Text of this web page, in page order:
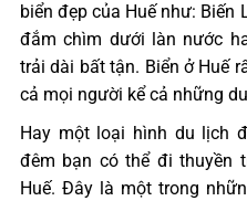
biển đẹp của Huế như: Biến
đắm chìm dưới làn nước
trải dài bất tận. Biển ở Huế
cả mọi người kể cả những
Hay một loại hình du lịch
đêm bạn có thể đi thuyền
Huế. Đây là một trong